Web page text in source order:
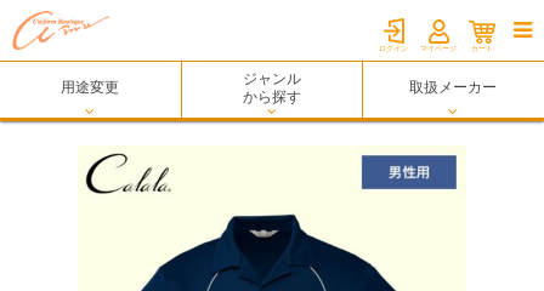

ログイン マイページ カート
用途変更
ジャンル
から探す
取扱メーカー